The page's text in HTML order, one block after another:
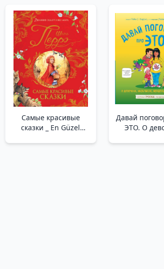
Самые красивые
сказки _ En Güzel
Давай
ЭТО. О